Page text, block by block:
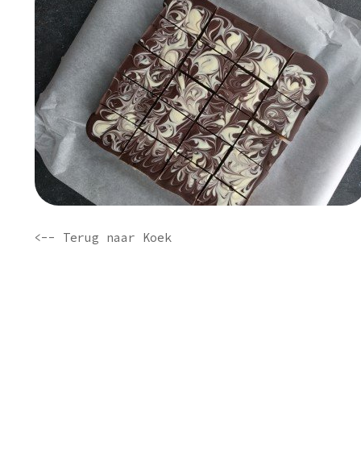
<-- Terug naar Koek